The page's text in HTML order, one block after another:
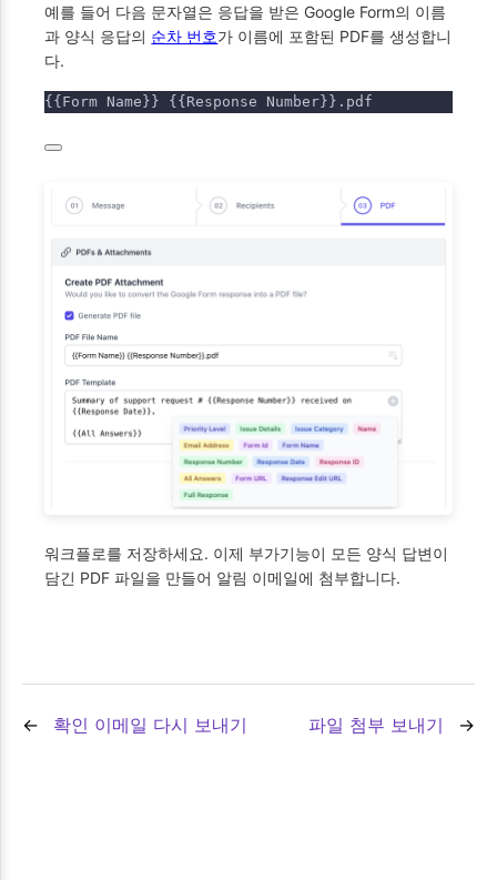
예를 들어 다음 문자열은 응답을 받은 Google Form의 이름
과 양식 응답의 순차 번호가 이름에 포함된 PDF를 생성합니
다.
{{Form Name}} {{Response Number}}.pdf
워크플로를 저장하세요. 이제 부가기능이 모든 양식 답변이
담긴 PDF 파일을 만들어 알림 이메일에 첨부합니다.
확인 이메일 다시 보내기 파일 첨부 보내기